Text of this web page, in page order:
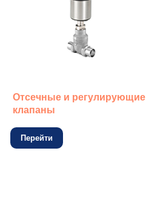
Отсечные и регулирующие
клапаны
Перейти